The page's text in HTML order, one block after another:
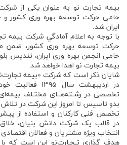
بیمه تجارت نو به عنوان یکی از
حامی حركت توسعه بهره وری كشور و
ایران شد.
با توجه به اعلام آمادگي شركت بيمه
حركت توسعه بهره وری کشور، ضمن
حامی انجمن بهره وری ایران، تنديس
بيمه تجارت نو اهدا خواهد شد.
شايان ذكر است كه شرکت «بیمه
در اردیبهشت
تخصصی در رشـته‌هــای مختـلف بیمه‌ای
بدو تاسیس تا امروز این شرکت در تلاش
تخصص فنی کارکنان و استفاده از
در قالب یک شرکت دانش بنیان، خلاق
انتخاب ویژه مشتریان و فعالان اقتصادی
هدف گذاری تـجـارت‌نو این است که